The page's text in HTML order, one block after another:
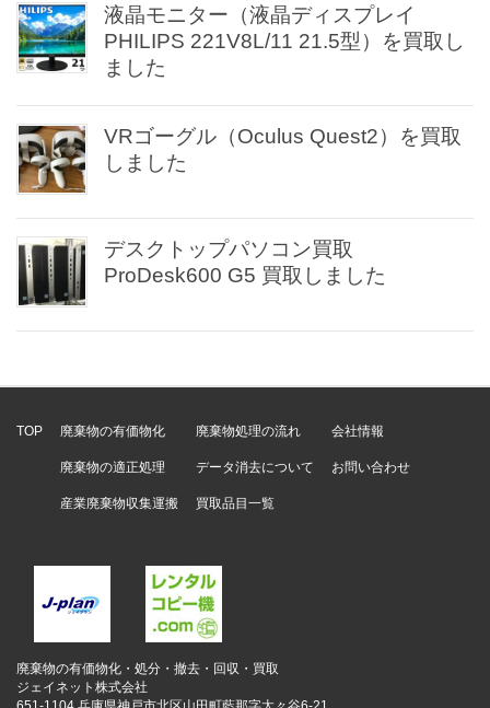
液晶モニター（液晶ディスプレイ
PHILIPS 221V8L/11 21.5型）を買取し
ました
VRゴーグル（Oculus Quest2）を買取
しました
デスクトップパソコン買取
ProDesk600 G5 買取しました
TOP 廃棄物の有価物化
廃棄物の適正処理
産業廃棄物収集運搬
廃棄物処理の流れ
データ消去について
買取品目一覧
会社情報
お問い合わせ
廃棄物の有価物化・処分・撤去・回収・買取
ジェイネット株式会社